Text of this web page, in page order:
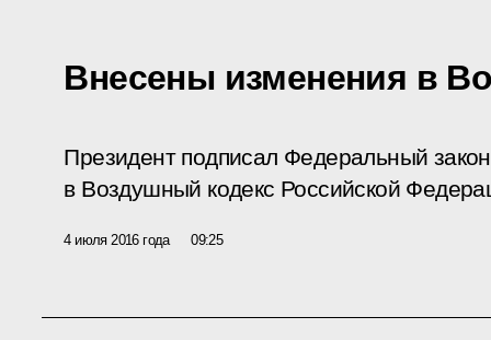
Внесены изменения в
Президент подписал Федеральный
в Воздушный кодекс Российской
4 июля 2016 года 09:25